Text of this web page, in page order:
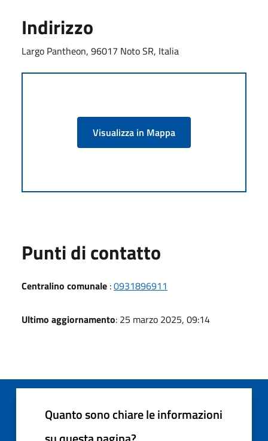
Indirizzo
Largo Pantheon, 96017 Noto SR, Italia
Visualizza in Mappa
Punti di contatto
Centralino comunale :0931896911
Ultimo aggiornamento: 25 marzo 2025, 09:14
Quanto sono chiare le informazioni